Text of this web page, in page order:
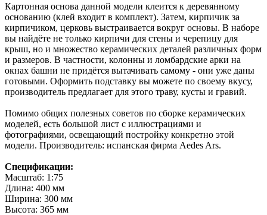
Картонная основа данной модели клеится к деревянному
основанию (клей входит в комплект). Затем, кирпичик за
кирпичиком, церковь выстраивается вокруг основы. В наборе
вы найдёте не только кирпичи для стены и черепицу для
крыш, но и множество керамических деталей различных форм
и размеров. В частности, колонны и ломбардские арки на
окнах башни не придётся вытачивать самому - они уже даны
готовыми. Оформить подставку вы можете по своему вкусу,
производитель предлагает для этого траву, кусты и гравий.
Помимо общих полезных советов по сборке керамических
моделей, есть большой лист с иллюстрациями и
фотографиями, освещающий постройку конкретно этой
модели. Производитель: испанская фирма Aedes Ars.
Спецификации:
Масштаб: 1:75
Длина: 400 мм
Ширина: 300 мм
Высота: 365 мм